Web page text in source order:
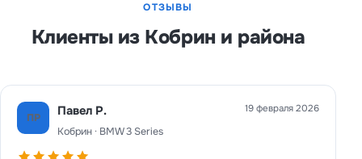
ОТЗЫВЫ
Клиенты из Кобрин и района
ПР Павел Р.
Кобрин · BMW 3 Series
19 февраля 2026